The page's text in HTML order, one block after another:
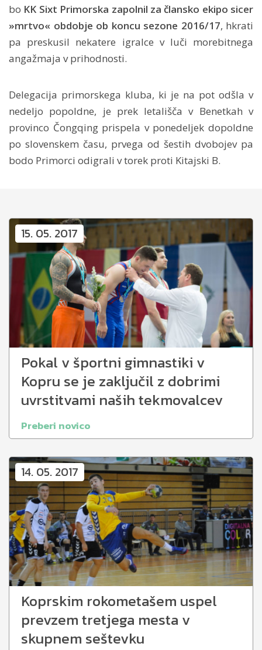
bo KK Sixt Primorska zapolnil za člansko ekipo sicer
»mrtvo« obdobje ob koncu sezone 2016/17, hkrati
pa preskusil nekatere igralce v luči morebitnega
angažmaja v prihodnosti.
Delegacija primorskega kluba, ki je na pot odšla v
nedeljo popoldne, je prek letališča v Benetkah v
provinco Čongqing prispela v ponedeljek dopoldne
po slovenskem času, prvega od šestih dvobojev pa
bodo Primorci odigrali v torek proti Kitajski B.
15. 05. 2017
Pokal v športni gimnastiki v
Kopru se je zaključil z dobrimi
uvrstitvami naših tekmovalcev
Preberi novico
14. 05. 2017
Koprskim rokometašem uspel
prevzem tretjega mesta v
skupnem seštevku